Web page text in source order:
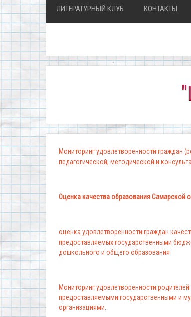
ЛИТЕРАТУРНЫЙ КЛУБ КОНТАКТЫ
Мониторинг удовлетворенности граждан
педагогической, методической и
Оценка качества образования Самарской
оценка удовлетворенности граждан
предоставляемых государственными
дошкольного и общего образования
Мониторинг удовлетворенности
предоставляемыми государственными и
организациями.